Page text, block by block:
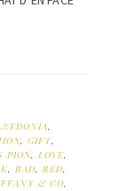
, GIFT,
PION, LOVE,
, RAD, RED,
& CO,